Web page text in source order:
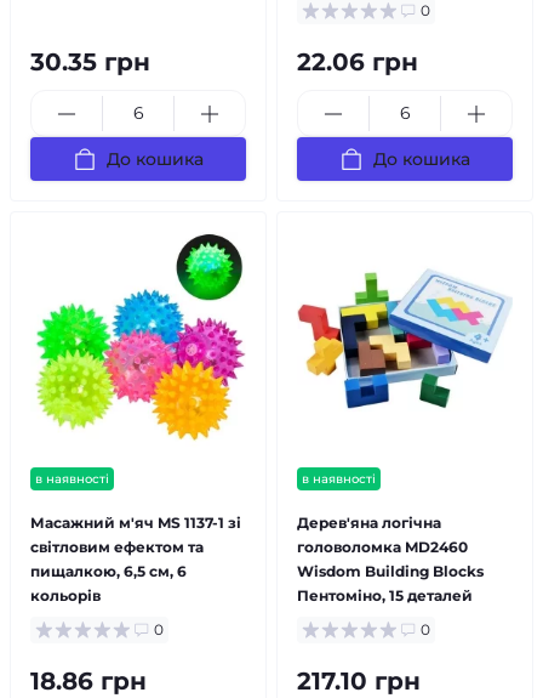
30.35 грн
До кошика
0
22.06 грн
До кошика
в наявності
Масажний м'яч MS 1137-1 зі
світловим ефектом та
пищалкою, 6,5 см, 6
кольорів
0
18.86 грн
в наявності
Дерев'яна логічна
головоломка MD2460
Wisdom Building Blocks
Пентоміно, 15 деталей
0
217.10 грн